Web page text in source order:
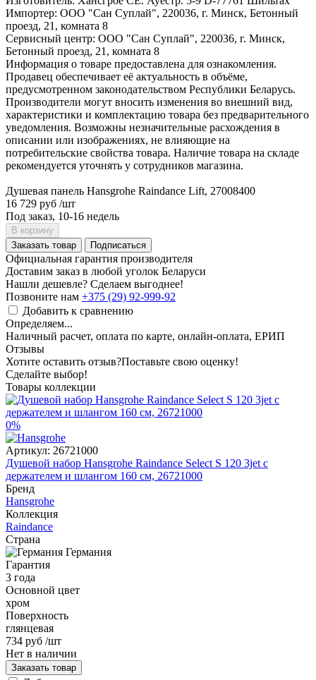
Импортер: ООО "Сан Суплай", 220036, г. Минск, Бетонный
проезд, 21, комната 8
Сервисный центр: ООО "Сан Суплай", 220036, г. Минск,
Бетонный проезд, 21, комната 8
Информация о товаре предоставлена для ознакомления.
Продавец обеспечивает её актуальность в объёме,
предусмотренном законодательством Республики Беларусь.
Производители могут вносить изменения во внешний вид,
характеристики и комплектацию товара без предварительного
уведомления. Возможны незначительные расхождения в
описании или изображениях, не влияющие на
потребительские свойства товара. Наличие товара на складе
рекомендуется уточнять у сотрудников магазина.
Душевая панель Hansgrohe Raindance Lift, 27008400
16 729 руб /шт
Под заказ, 10-16 недель
В корзину
Заказать товар
Подписаться
Официальная гарантия производителя
Доставим заказ в любой уголок Беларуси
Нашли дешевле? Сделаем выгоднее!
Позвоните нам +375 (29) 92-999-92
Добавить к сравнению
Определяем...
Наличный расчет, оплата по карте, онлайн-оплата, ЕРИП
Отзывы
Хотите оставить отзыв?Поставьте свою оценку!
Сделайте выбор!
Товары коллекции
0%
Артикул: 26721000
Душевой набор Hansgrohe Raindance Select S 120 3jet с
держателем и шлангом 160 см, 26721000
Бренд
Hansgrohe
Коллекция
Raindance
Страна
Германия
Гарантия
3 года
Основной цвет
хром
Поверхность
глянцевая
734 руб /шт
Нет в наличии
Заказать товар